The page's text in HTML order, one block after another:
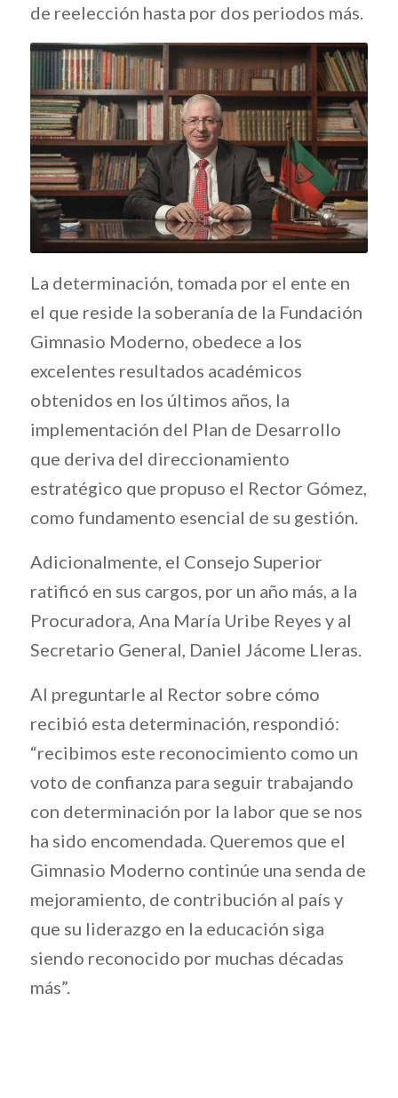
de reelección hasta por dos periodos más.
La determinación, tomada por el ente en
el que reside la soberanía de la Fundación
Gimnasio Moderno, obedece a los
excelentes resultados académicos
obtenidos en los últimos años, la
implementación del Plan de Desarrollo
que deriva del direccionamiento
estratégico que propuso el Rector Gómez,
como fundamento esencial de su gestión.
Adicionalmente, el Consejo Superior
ratificó en sus cargos, por un año más, a la
Procuradora, Ana María Uribe Reyes y al
Secretario General, Daniel Jácome Lleras.
Al preguntarle al Rector sobre cómo
recibió esta determinación, respondió:
“recibimos este reconocimiento como un
voto de confianza para seguir trabajando
con determinación por la labor que se nos
ha sido encomendada. Queremos que el
Gimnasio Moderno continúe una senda de
mejoramiento, de contribución al país y
que su liderazgo en la educación siga
siendo reconocido por muchas décadas
más”.